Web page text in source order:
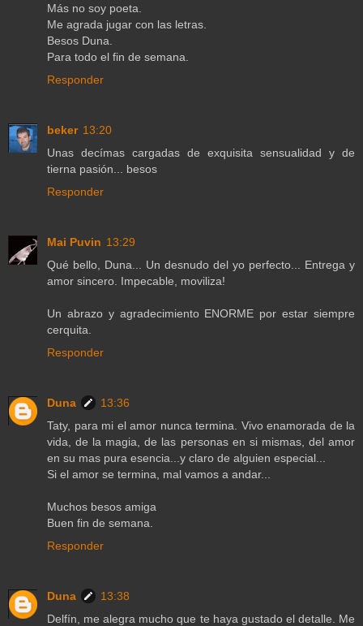
Más no soy poeta.
Me agrada jugar con las letras.
Besos Duna.
Para todo el fin de semana.
Responder
beker 13:20
Unas decímas cargadas de exquisita sensualidad y de
tierna pasión... besos
Responder
Mai Puvin 13:29
Qué bello, Duna... Un desnudo del yo perfecto... Entrega y
amor sincero. Impecable, moviliza!
Un abrazo y agradecimiento ENORME por estar siempre
cerquita.
Responder
Duna
13:36
Taty, para mi el amor nunca termina. Vivo enamorada de la
vida, de la magia, de las personas en si mismas, del amor
en su mas pura esencia...y claro de alguien especial...
Si el amor se termina, mal vamos a andar...
Muchos besos amiga
Buen fin de semana.
Responder
Duna
13:38
Delfín, me alegra mucho que te haya gustado el detalle. Me